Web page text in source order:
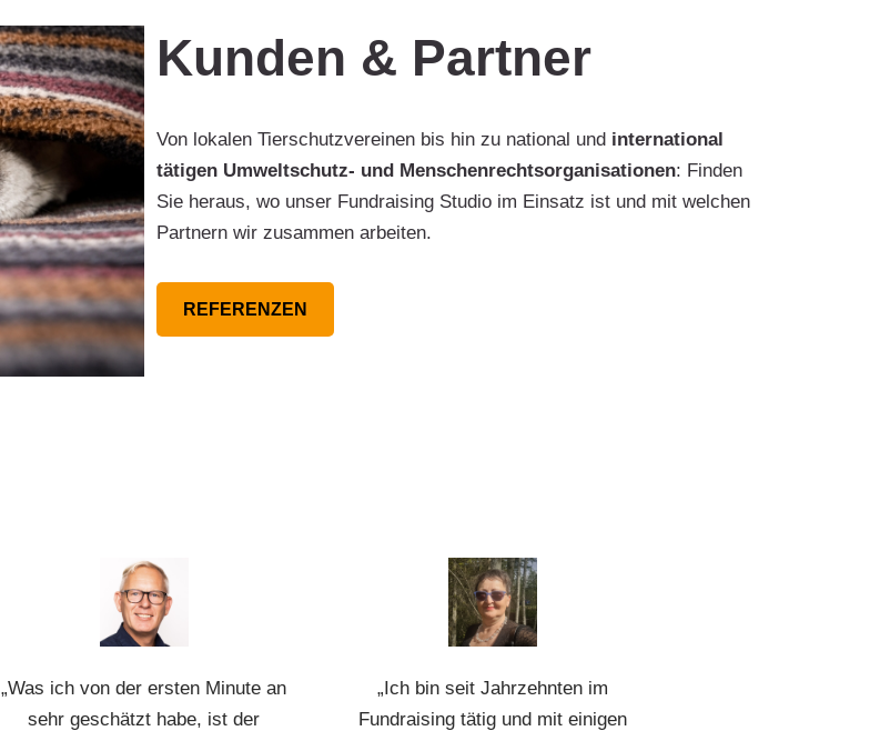
Kunden & Partner
Von lokalen Tierschutzvereinen bis hin zu national und international
tätigen Umweltschutz- und Menschenrechtsorganisationen: Finden
Sie heraus, wo unser Fundraising Studio im Einsatz ist und mit welchen
Partnern wir zusammen arbeiten.
REFERENZEN
„Was ich von der ersten Minute an
sehr geschätzt habe, ist der
„Ich bin seit Jahrzehnten im
Fundraising tätig und mit einigen